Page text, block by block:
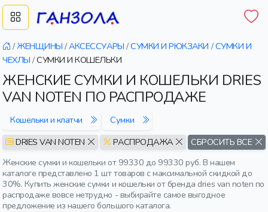
/ ЖЕНЩИНЫ /АКСЕССУАРЫ /СУМКИ И РЮКЗАКИ /СУМКИ И
ЧЕХЛЫ /СУМКИ И КОШЕЛЬКИ
ЖЕНСКИЕ СУМКИ И КОШЕЛЬКИ DRIES
VAN NOTEN ПО РАСПРОДАЖЕ
Кошельки и клатчи
Сумки
DRIES VAN NOTEN
РАСПРОДАЖА
СБРОСИТЬ ВСЕ
Женские сумки и кошельки от 99330 до 99330 руб. В нашем
каталоге представлено 1 шт товаров с максимальной скидкой до
30%. Купить женские сумки и кошельки от бренда dries van noten по
распродаже вовсе нетрудно - выбирайте самое выгодное
предложение из нашего большого каталога.